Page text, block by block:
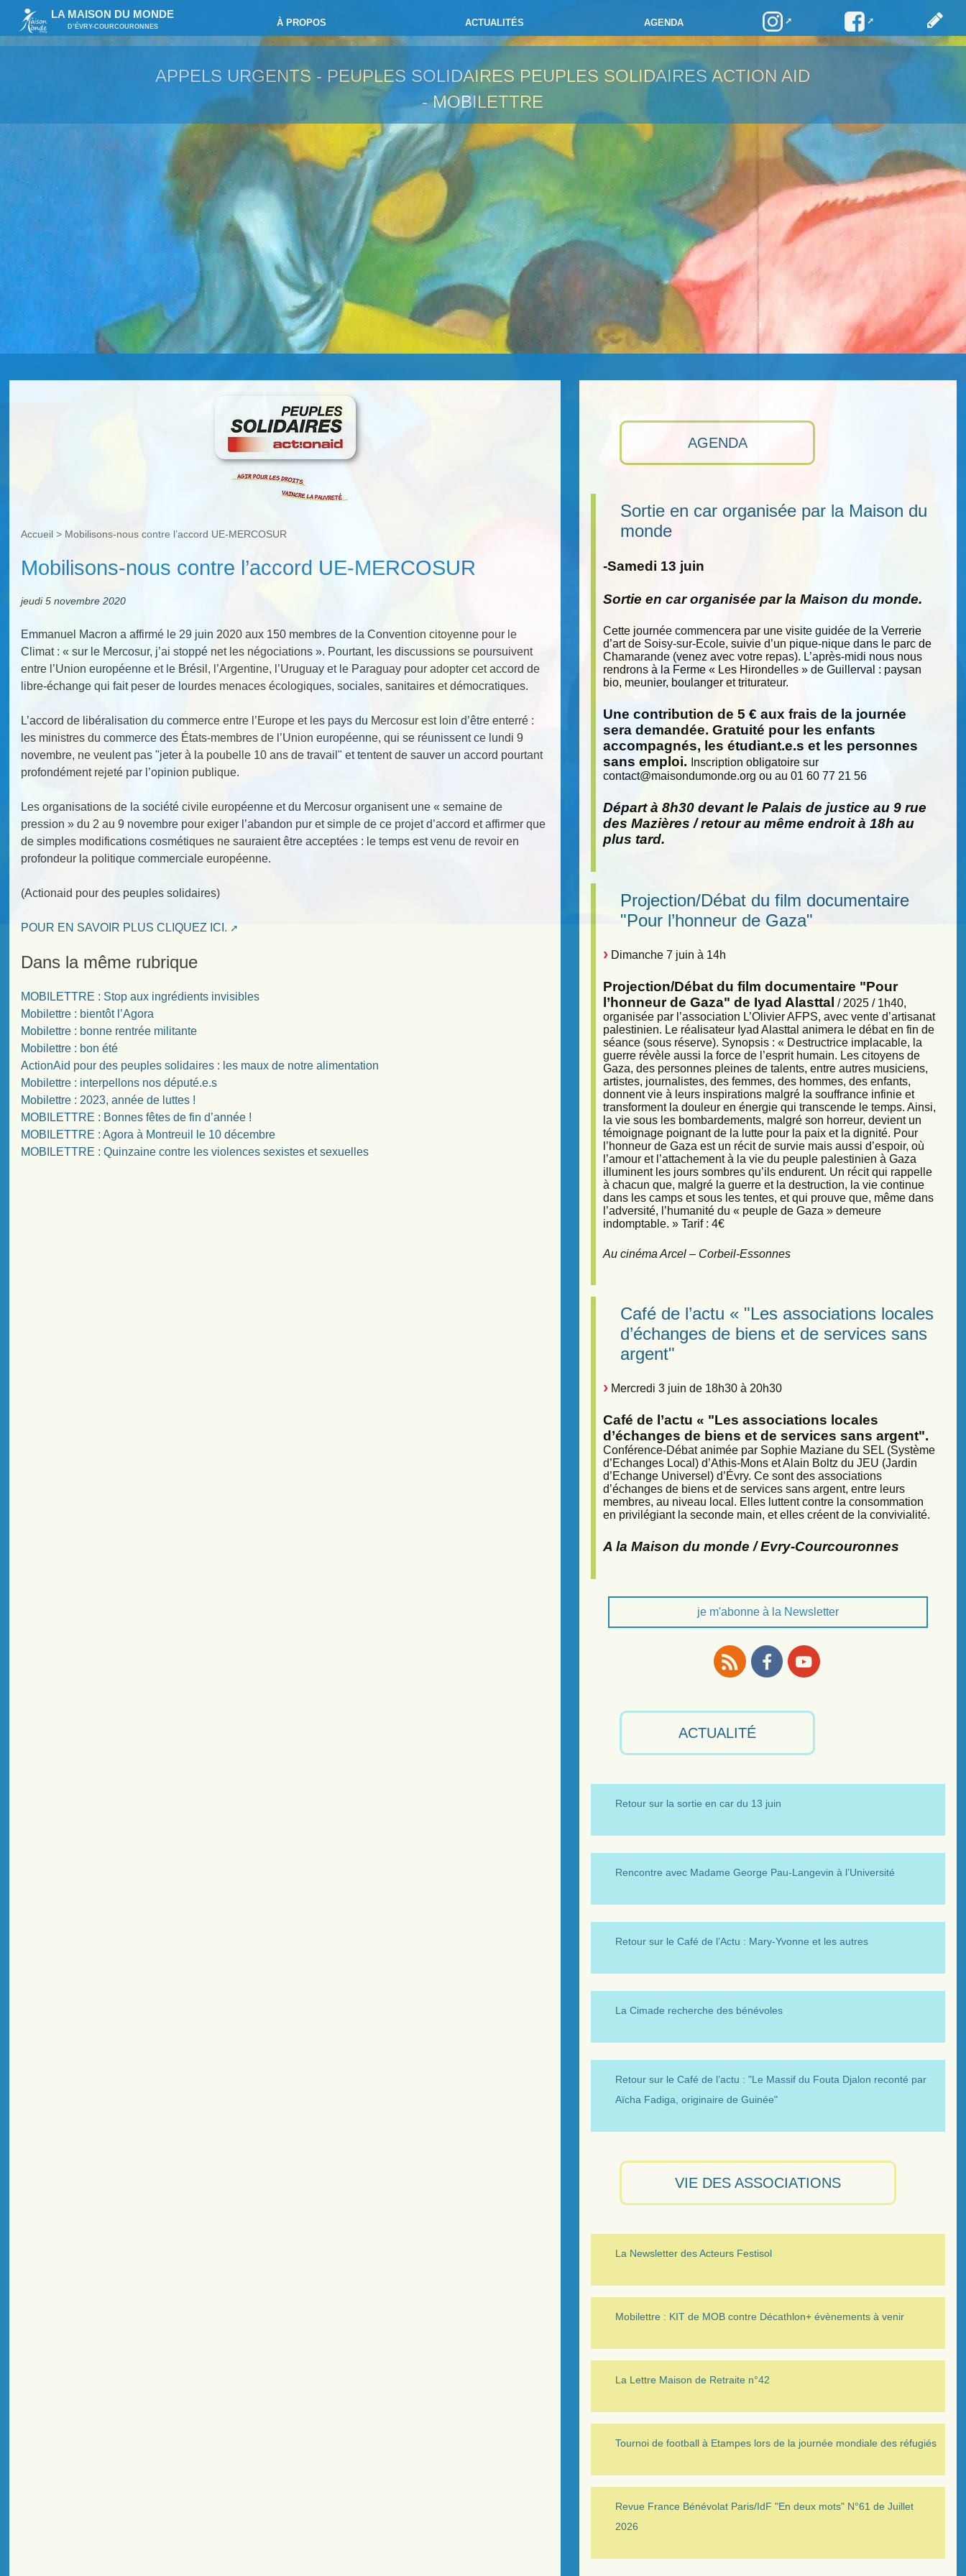
LA MAISON DU MONDE
D’ÉVRY-COURCOURONNES À PROPOS ACTUALITÉS AGENDA
APPELS URGENTS - PEUPLES SOLIDAIRES PEUPLES SOLIDAIRES ACTION AID
- MOBILETTRE
AGENDA
Sortie en car organisée par la Maison du
monde
-Samedi 13 juin
Sortie en car organisée par la Maison du monde.
Cette journée commencera par une visite guidée de la Verrerie
d’art de Soisy-sur-Ecole, suivie d’un pique-nique dans le parc de
Chamarande (venez avec votre repas). L’après-midi nous nous
rendrons à la Ferme « Les Hirondelles » de Guillerval : paysan
bio, meunier, boulanger et triturateur.
Une contribution de 5 € aux frais de la journée
sera demandée. Gratuité pour les enfants
accompagnés, les étudiant.e.s et les personnes
sans emploi.
Inscription obligatoire sur
contact@maisondumonde.org ou au 01 60 77 21 56
Départ à 8h30 devant le Palais de justice au 9 rue
des Mazières / retour au même endroit à 18h au
plus tard.
Projection/Débat du film documentaire
"Pour l’honneur de Gaza"
Dimanche 7 juin à 14h
Projection/Débat du film documentaire "Pour
l’honneur de Gaza" de Iyad Alasttal / 2025 / 1h40,
organisée par l’association L’Olivier AFPS, avec vente d’artisanat
palestinien. Le réalisateur Iyad Alasttal animera le débat en fin de
séance (sous réserve). Synopsis : « Destructrice implacable, la
guerre révèle aussi la force de l’esprit humain. Les citoyens de
Gaza, des personnes pleines de talents, entre autres musiciens,
artistes, journalistes, des femmes, des hommes, des enfants,
donnent vie à leurs inspirations malgré la souffrance infinie et
transforment la douleur en énergie qui transcende le temps. Ainsi,
la vie sous les bombardements, malgré son horreur, devient un
témoignage poignant de la lutte pour la paix et la dignité. Pour
l’honneur de Gaza est un récit de survie mais aussi d’espoir, où
l’amour et l’attachement à la vie du peuple palestinien à Gaza
illuminent les jours sombres qu’ils endurent. Un récit qui rappelle
à chacun que, malgré la guerre et la destruction, la vie continue
dans les camps et sous les tentes, et qui prouve que, même dans
l’adversité, l’humanité du « peuple de Gaza » demeure
indomptable. » Tarif : 4€
Au cinéma Arcel – Corbeil-Essonnes
Café de l’actu « "Les associations locales
d’échanges de biens et de services sans
argent"
Mercredi 3 juin de 18h30 à 20h30
Café de l’actu « "Les associations locales
d’échanges de biens et de services sans argent".
Conférence-Débat animée par Sophie Maziane du SEL (Système
d’Echanges Local) d’Athis-Mons et Alain Boltz du JEU (Jardin
d’Echange Universel) d’Évry. Ce sont des associations
d’échanges de biens et de services sans argent, entre leurs
membres, au niveau local. Elles luttent contre la consommation
en privilégiant la seconde main, et elles créent de la convivialité.
A la Maison du monde / Evry-Courcouronnes
je m'abonne à la Newsletter
ACTUALITÉ
Retour sur la sortie en car du 13 juin
Rencontre avec Madame George Pau-Langevin à l’Université
Retour sur le Café de l’Actu : Mary-Yvonne et les autres
La Cimade recherche des bénévoles
Retour sur le Café de l’actu : "Le Massif du Fouta Djalon reconté par
Aïcha Fadiga, originaire de Guinée"
VIE DES ASSOCIATIONS
La Newsletter des Acteurs Festisol
Mobilettre : KIT de MOB contre Décathlon+ évènements à venir
La Lettre Maison de Retraite n°42
Tournoi de football à Etampes lors de la journée mondiale des réfugiés
Revue France Bénévolat Paris/IdF "En deux mots" N°61 de Juillet
2026
Accueil > Mobilisons-nous contre l’accord UE-MERCOSUR
Mobilisons-nous contre l’accord UE-MERCOSUR
jeudi 5 novembre 2020
Emmanuel Macron a affirmé le 29 juin 2020 aux 150 membres de la Convention citoyenne pour le
Climat : « sur le Mercosur, j’ai stoppé net les négociations ». Pourtant, les discussions se poursuivent
entre l’Union européenne et le Brésil, l’Argentine, l’Uruguay et le Paraguay pour adopter cet accord de
libre-échange qui fait peser de lourdes menaces écologiques, sociales, sanitaires et démocratiques.
L’accord de libéralisation du commerce entre l’Europe et les pays du Mercosur est loin d’être enterré :
les ministres du commerce des États-membres de l’Union européenne, qui se réunissent ce lundi 9
novembre, ne veulent pas "jeter à la poubelle 10 ans de travail" et tentent de sauver un accord pourtant
profondément rejeté par l’opinion publique.
Les organisations de la société civile européenne et du Mercosur organisent une « semaine de
pression » du 2 au 9 novembre pour exiger l’abandon pur et simple de ce projet d’accord et affirmer que
de simples modifications cosmétiques ne sauraient être acceptées : le temps est venu de revoir en
profondeur la politique commerciale européenne.
(Actionaid pour des peuples solidaires)
POUR EN SAVOIR PLUS CLIQUEZ ICI.
Dans la même rubrique
MOBILETTRE : Stop aux ingrédients invisibles
Mobilettre : bientôt l’Agora
Mobilettre : bonne rentrée militante
Mobilettre : bon été
ActionAid pour des peuples solidaires : les maux de notre alimentation
Mobilettre : interpellons nos député.e.s
Mobilettre : 2023, année de luttes !
MOBILETTRE : Bonnes fêtes de fin d’année !
MOBILETTRE : Agora à Montreuil le 10 décembre
MOBILETTRE : Quinzaine contre les violences sexistes et sexuelles